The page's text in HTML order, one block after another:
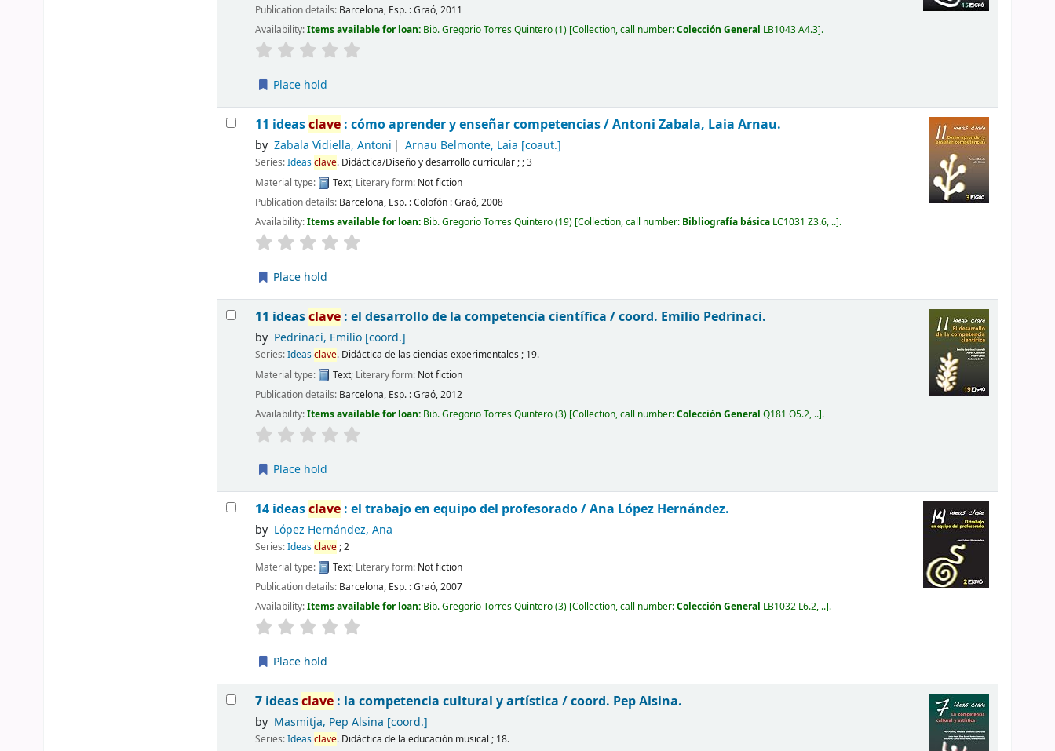
Publication details: Barcelona, Esp. :Graó,2011
Availability:Items available for loan: Bib. Gregorio Torres Quintero(1) Collection, call number:Colección General LB1043 A4.3 .
Place hold
11 ideasclave : cómo aprender y enseñar competencias /Antoni Zabala, Laia Arnau.
by Zabala Vidiella, Antoni Arnau Belmonte, Laia [coaut.]
Series:Ideasclave. Didáctica/Diseño y desarrollo curricular ; ; 3
Material type:
Text; Literary form: Not fiction
Publication details: Barcelona, Esp. :Colofón : Graó,2008
Availability:Items available for loan: Bib. Gregorio Torres Quintero(19) Collection, call number: Bibliografía básica LC1031 Z3.6, .. .
Place hold
11 ideasclave : el desarrollo de la competencia científica /coord. Emilio Pedrinaci.
by Pedrinaci, Emilio[coord.]
Series:Ideasclave. Didáctica de las ciencias experimentales ; 19.
Material type:
Text; Literary form: Not fiction
Publication details: Barcelona, Esp. :Graó,2012
Availability:Items available for loan: Bib. Gregorio Torres Quintero(3) Collection, call number:Colección GeneralQ181 O5.2, .. .
Place hold
14 ideasclave : el trabajo en equipo del profesorado /Ana López Hernández.
by López Hernández, Ana
Series:Ideasclave; 2
Material type:
Text; Literary form: Not fiction
Publication details: Barcelona, Esp. :Graó,2007
Availability:Items available for loan: Bib. Gregorio Torres Quintero(3) Collection, call number:Colección General LB1032 L6.2, .. .
Place hold
7 ideasclave : la competencia cultural y artística /coord. Pep Alsina.
by Masmitja, Pep Alsina [coord.]
Series:Ideasclave. Didáctica de la educación musical ; 18.